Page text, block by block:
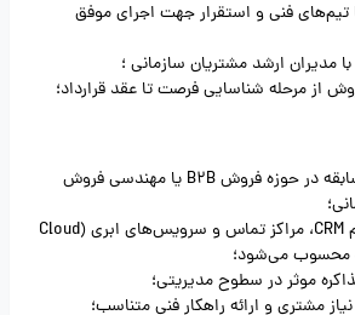
تیم‌های فنی و استقرار جهت اجرای موفق
مدیران ارشد مشتریان سازمانی ؛
از مرحله شناسایی فرصت تا عقد قرارداد؛
حداقل 3 سال سابقه در حوزه فروش B2B یا مهندسی فروش
آشنایی با مفاهیم CRM، مراکز تماس و سرویس‌های ابری (Cloud
موثر در سطوح مدیریتی؛
مشتری و ارائه راهکار فنی متناسب؛